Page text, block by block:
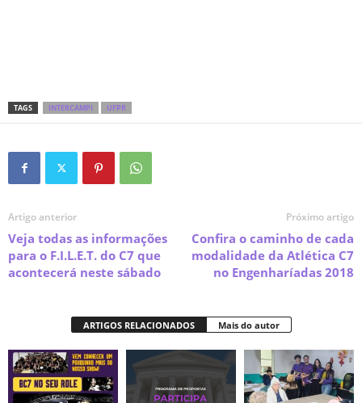
TAGS INTERCAMPI UFPR
Artigo anterior
Veja todas as informações
para o F.I.L.E.T. do C7 que
acontecerá neste sábado
Próximo artigo
Confira o caminho de cada
modalidade da Atlética C7
no Engenharíadas 2018
ARTIGOS RELACIONADOS Mais do autor